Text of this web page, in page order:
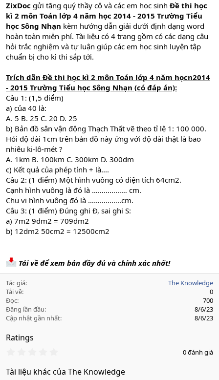
ZixDoc gửi tặng quý thầy cô và các em học sinh Đề thi học
kì 2 môn Toán lớp 4 năm học 2014 - 2015 Trường Tiểu
học Sông Nhạn kèm hướng dẫn giải dưới định dạng word
hoàn toàn miễn phí. Tài liệu có 4 trang gồm có các dạng câu
hỏi trắc nghiệm và tự luận giúp các em học sinh luyện tập
chuẩn bị cho kì thi sắp tới.
Trích dẫn Đề thi học kì 2 môn Toán lớp 4 năm họcn2014
- 2015 Trường Tiểu học Sông Nhạn (có đáp án):
Câu 1: (1,5 điểm)
a) của 40 là:
A. 5 B. 25 C. 20 D. 25
b) Bản đồ sân vận động Thạch Thất vẽ theo tỉ lệ 1: 100 000.
Hỏi độ dài 1cm trên bản đồ này ứng với độ dài thật là bao
nhiêu ki-lô-mét ?
A. 1km B. 100km C. 300km D. 300dm
c) Kết quả của phép tính + là....
Câu 2: (1 điểm) Một hình vuông có diện tích 64cm2.
Cạnh hình vuông là đó là ……………… cm.
Chu vi hình vuông đó là ……………..cm.
Câu 3: (1 điểm) Đúng ghi Đ, sai ghi S:
a) 7m2 9dm2 = 709dm2
b) 12dm2 50cm2 = 12500cm2
Tải về để xem bản đầy đủ và chính xác nhất!
Tác giả
The Knowledge
Tải về
0
Đọc
700
Đăng lần đầu
8/6/23
Cập nhật gần nhất
8/6/23
Ratings
0
0
0 đánh giá
Tài liệu khác của The Knowledge